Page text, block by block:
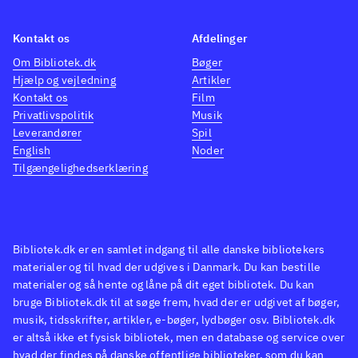
man ved et tryk på en knap kan
skifte mellem det nye flotte,
næsten Disney-agtige
udseende og så det gamle spils
8-bit look og retrolyd. Der er
kun lavet få, men gode
justeringer af selve gameplayet
7 timers længde. Men for fans af
oldschool platformers vil spillet
være det hele værd!.
Spillet udkom allerede til PS4 i
2017, og der er ikke den store
Bibliotek.dk er en samlet indgang til alle danske bibliotekers
materialer og til hvad der udgives i Danmark. Du kan bestille
materialer og så hente og låne på dit eget bibliotek. Du kan
bruge Bibliotek.dk til at søge frem, hvad der er udgivet af bøger,
musik, tidsskrifter, artikler, e-bøger, lydbøger osv. Bibliotek.dk
er altså ikke et fysisk bibliotek, men en database og service over
hvad der findes på danske offentlige biblioteker, som du kan
Kontakt os
Om Bibliotek.dk
Hjælp og vejledning
Kontakt os
Privatlivspolitik
Leverandører
English
Tilgængelighedserklæring
Afdelinger
Bøger
Artikler
Film
Musik
Spil
Noder